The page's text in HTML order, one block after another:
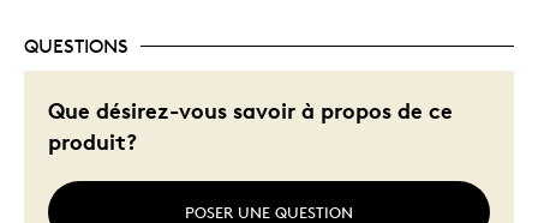
QUESTIONS
Que désirez-vous savoir à propos de ce
produit?
POSER UNE QUESTION